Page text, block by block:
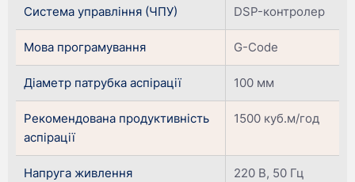
Система управління (ЧПУ) DSP-контролер
Мова програмування G-Code
Діаметр патрубка аспірації 100 мм
Рекомендована продуктивність
аспірації
1500 куб.м/год
Напруга живлення 220 В, 50 Гц